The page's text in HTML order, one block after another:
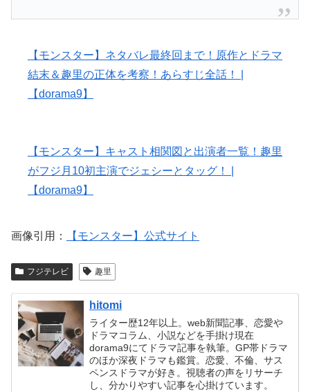
【モンスター】ネタバレ最終回まで！原作とドラマ
結末＆趣里の正体を考察！あらすじ全話！ |
【dorama9】
【モンスター】キャスト相関図と出演者一覧！趣里
がフジ月10初主演でジェシーとタッグ！ |
【dorama9】
画像引用： 【モンスター】公式サイト
フジテレビ 趣里
hitomi
ライター歴12年以上。web新聞記事、恋愛や
ドラマコラム、小説などを手掛け現在
dorama9にてドラマ記事を執筆。GP帯ドラマ
のほか深夜ドラマも鑑賞。恋愛、不倫、サス
ペンスドラマが好き。視聴者の声をリサーチ
し、分かりやすい記事を心掛けています。